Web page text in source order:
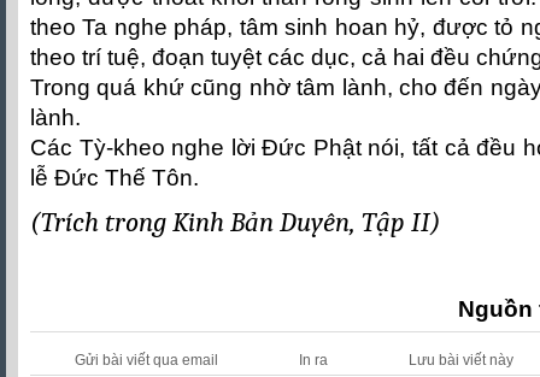
theo Ta nghe pháp, tâm sinh hoan hỷ, được tỏ
theo trí tuệ, đoạn tuyệt các dục, cả hai đều
Trong quá khứ cũng nhờ tâm lành, cho đến
lành.
Các Tỳ-kheo nghe lời Đức Phật nói, tất cả đều
lễ Đức Thế Tôn.
(Trích trong Kinh Bản Duyên, Tập II)
Gửi bài viết qua email In ra Lưu bài viết này